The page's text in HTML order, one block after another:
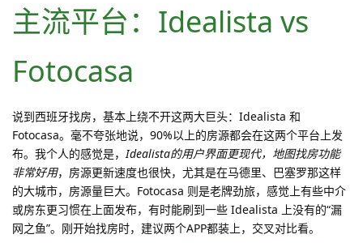
主流平台：Idealista vs
Fotocasa
说到西班牙找房，基本上绕不开这两大巨头：Idealista 和
Fotocasa。毫不夸张地说，90%以上的房源都会在这两个平台上发
布。我个人的感觉是， Idealista的用户界面更现代，地图找房功能
非常好用，房源更新速度也很快，尤其是在马德里、巴塞罗那这样
的大城市，房源量巨大。Fotocasa 则是老牌劲旅，感觉上有些中介
或房东更习惯在上面发布，有时能刷到一些 Idealista 上没有的“漏
网之鱼”。刚开始找房时，建议两个APP都装上，交叉对比看。